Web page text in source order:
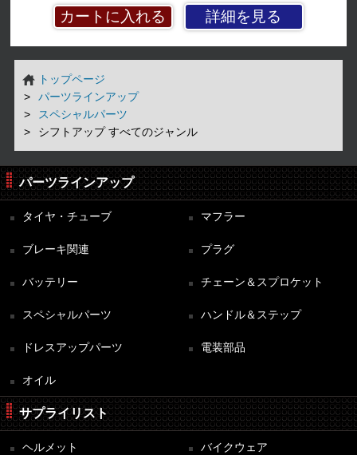
詳細を見る
トップページ
パーツラインアップ
スペシャルパーツ
シフトアップ すべてのジャンル
パーツラインアップ
タイヤ・チューブ マフラー
ブレーキ関連 プラグ
バッテリー チェーン＆スプロケット
スペシャルパーツ ハンドル＆ステップ
ドレスアップパーツ 電装部品
オイル
サプライリスト
ヘルメット バイクウェア